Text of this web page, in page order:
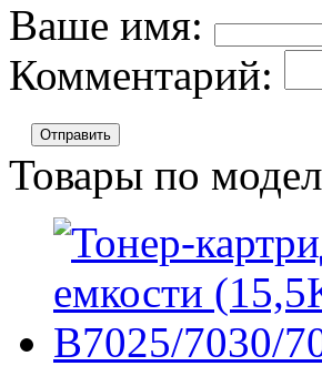
Ваше имя:
Комментарий:
Отправить
Товары по